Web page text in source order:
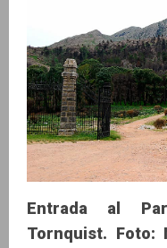
Entrada al
Tornquist. Foto: